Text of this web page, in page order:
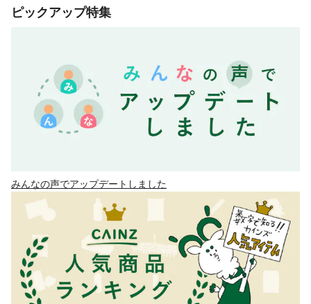
ピックアップ特集
みんなの声でアップデートしました